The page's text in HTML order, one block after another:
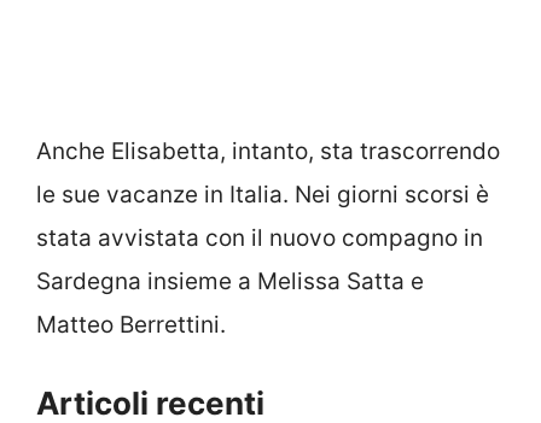
Anche Elisabetta, intanto, sta trascorrendo
le sue vacanze in Italia. Nei giorni scorsi è
stata avvistata con il nuovo compagno in
Sardegna insieme a Melissa Satta e
Matteo Berrettini.
Articoli recenti